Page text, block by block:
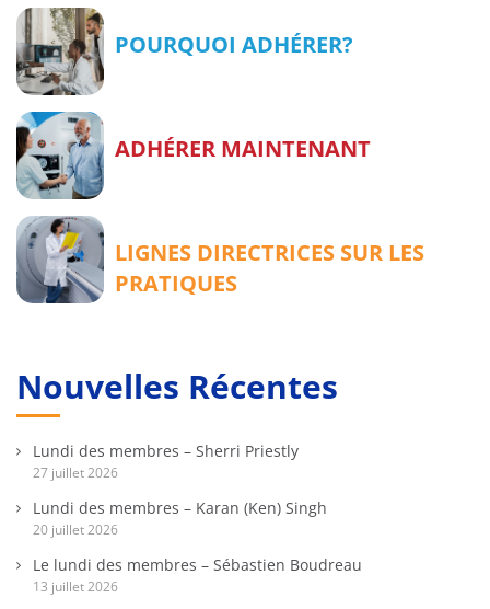
POURQUOI ADHÉRER?
ADHÉRER MAINTENANT
LIGNES DIRECTRICES SUR LES
PRATIQUES
Nouvelles Récentes
Lundi des membres – Sherri Priestly
27 juillet 2026
Lundi des membres – Karan (Ken) Singh
20 juillet 2026
Le lundi des membres – Sébastien Boudreau
13 juillet 2026